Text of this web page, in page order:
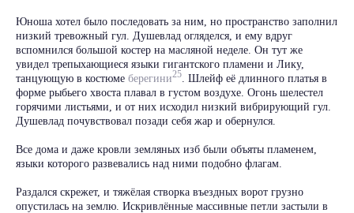
Юноша хотел было последовать за ним, но пространство заполнил
низкий тревожный гул. Душевлад огляделся, и ему вдруг
вспомнился большой костер на масляной неделе. Он тут же
увидел трепыхающиеся языки гигантского пламени и Лику,
танцующую в костюме берегини25. Шлейф её длинного платья в
форме рыбьего хвоста плавал в густом воздухе. Огонь шелестел
горячими листьями, и от них исходил низкий вибрирующий гул.
Душевлад почувствовал позади себя жар и обернулся.
Все дома и даже кровли земляных изб были объяты пламенем,
языки которого развевались над ними подобно флагам.
Раздался скрежет, и тяжёлая створка въездных ворот грузно
опустилась на землю. Искривлённые массивные петли застыли в